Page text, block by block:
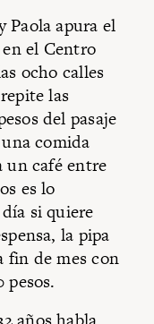
Paola apura el
en el Centro
ocho calles
las
del pasaje
comida
un café entre
es lo
si quiere
la pipa
fin de mes con
pesos.